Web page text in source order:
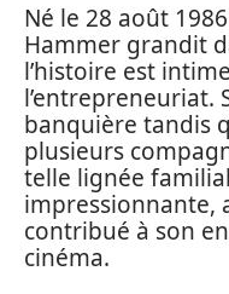
Né le 28 août
Hammer grandit
l’histoire est
l’entrepreneuriat.
banquière tandis
plusieurs
telle lignée
impressionnante,
contribué à son
cinéma.